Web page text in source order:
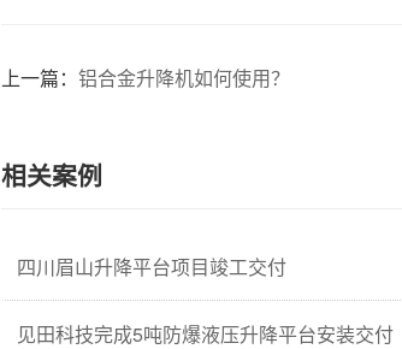
上一篇： 铝合金升降机如何使用？
相关案例
四川眉山升降平台项目竣工交付
见田科技完成5吨防爆液压升降平台安装交付